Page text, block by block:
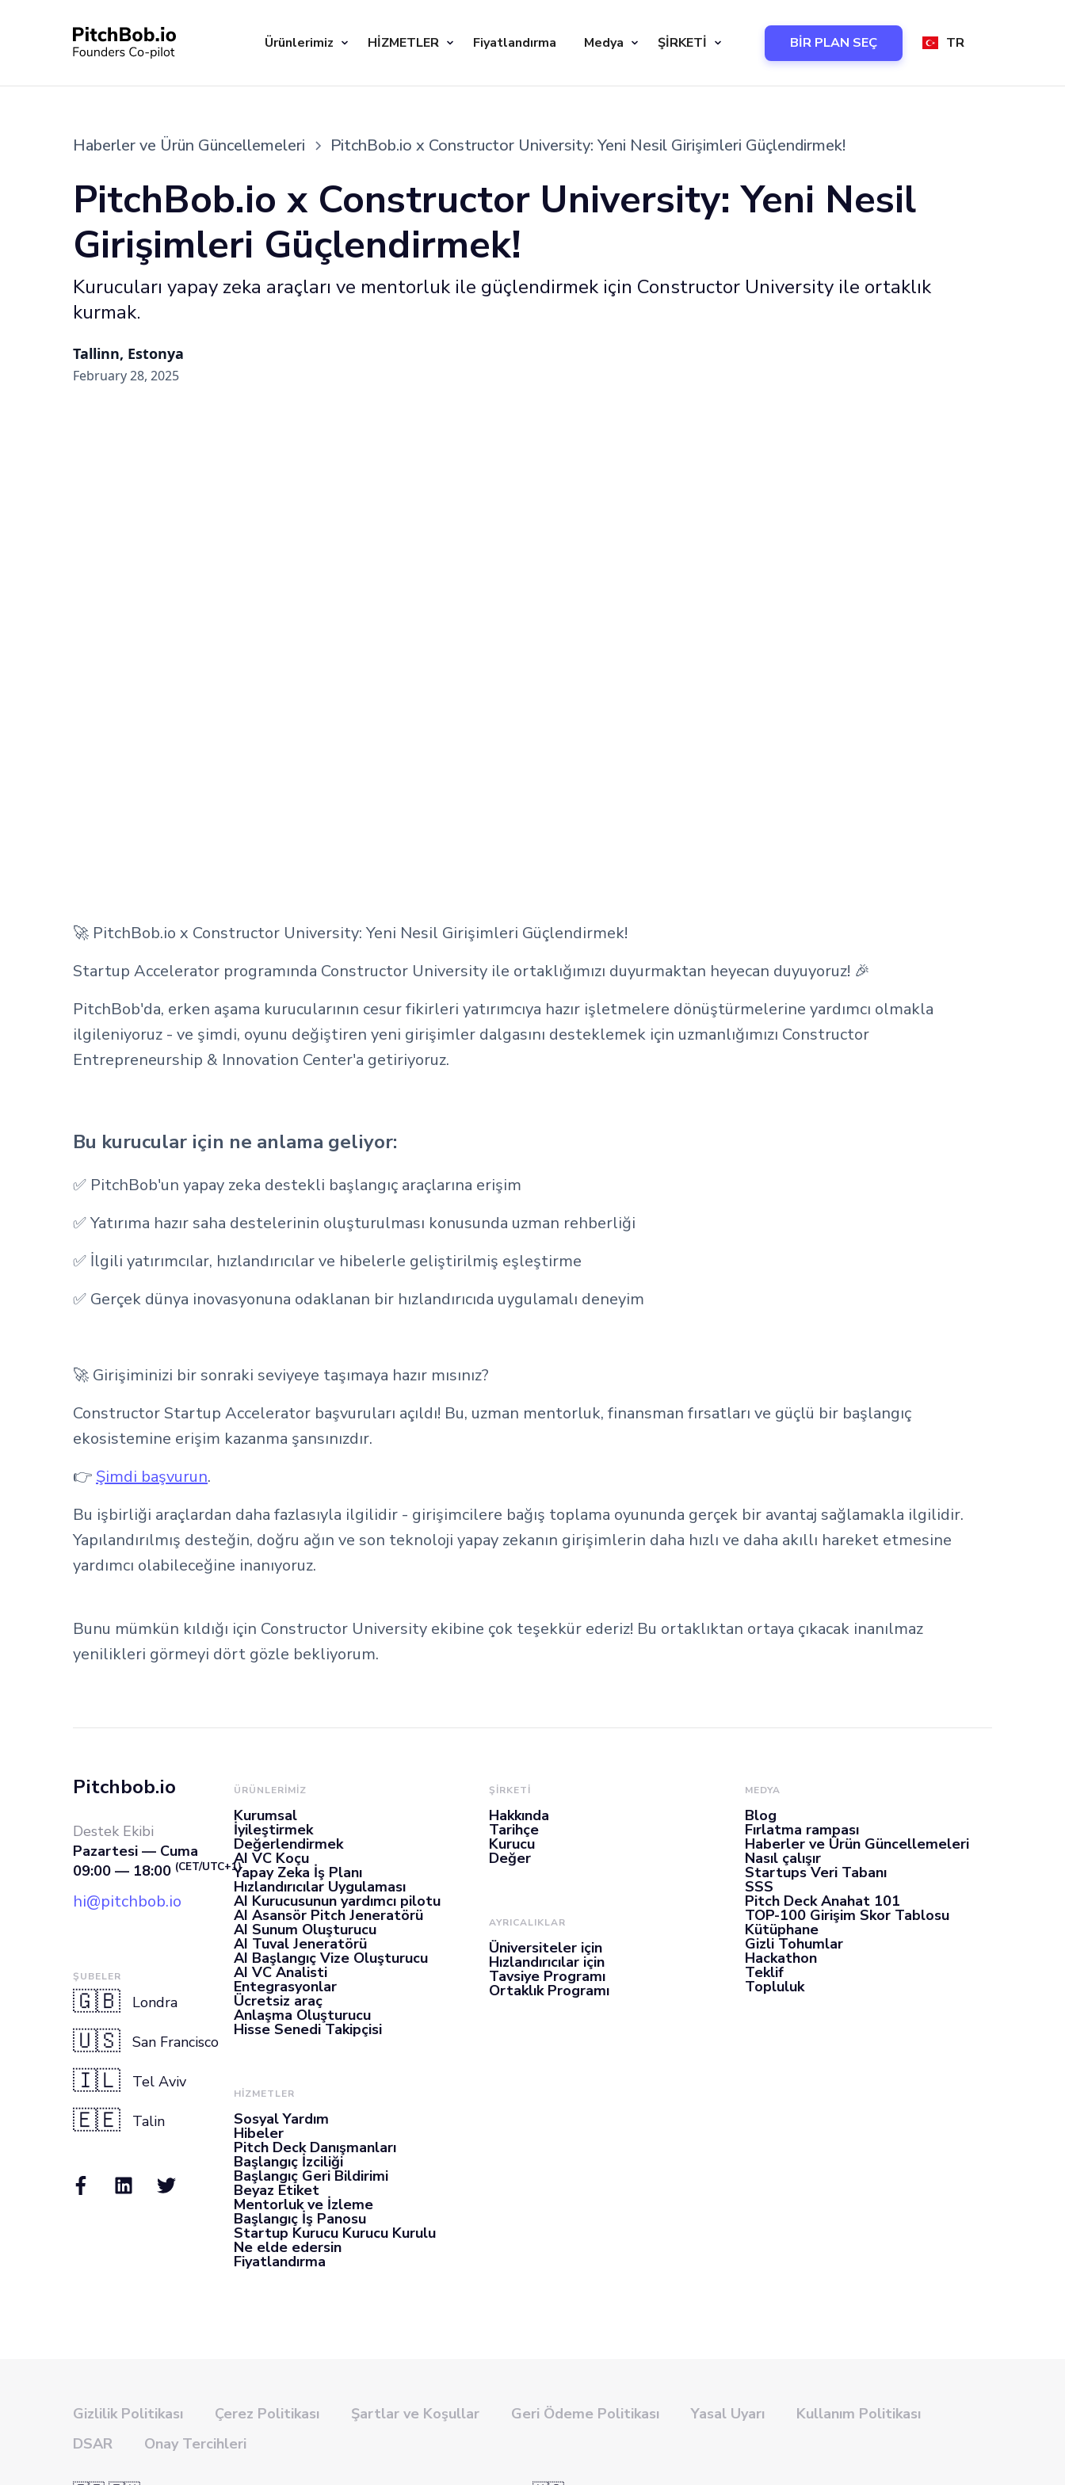
Ürünlerimiz HİZMETLER Fiyatlandırma Medya ŞİRKETİ BİR PLAN SEÇ TR
Haberler ve Ürün Güncellemeleri PitchBob.io x Constructor University: Yeni Nesil Girişimleri Güçlendirmek!
PitchBob.io x Constructor University: Yeni Nesil
Girişimleri Güçlendirmek!
Kurucuları yapay zeka araçları ve mentorluk ile güçlendirmek için Constructor University ile ortaklık
kurmak.
Tallinn, Estonya
February 28, 2025
🚀 PitchBob.io x Constructor University: Yeni Nesil Girişimleri Güçlendirmek!
Startup Accelerator programında Constructor University ile ortaklığımızı duyurmaktan heyecan duyuyoruz! 🎉
PitchBob'da, erken aşama kurucularının cesur fikirleri yatırımcıya hazır işletmelere dönüştürmelerine yardımcı olmakla
ilgileniyoruz - ve şimdi, oyunu değiştiren yeni girişimler dalgasını desteklemek için uzmanlığımızı Constructor
Entrepreneurship & Innovation Center'a getiriyoruz.
Bu kurucular için ne anlama geliyor:
✅ PitchBob'un yapay zeka destekli başlangıç araçlarına erişim
✅ Yatırıma hazır saha destelerinin oluşturulması konusunda uzman rehberliği
✅ İlgili yatırımcılar, hızlandırıcılar ve hibelerle geliştirilmiş eşleştirme
✅ Gerçek dünya inovasyonuna odaklanan bir hızlandırıcıda uygulamalı deneyim
🚀 Girişiminizi bir sonraki seviyeye taşımaya hazır mısınız?
Constructor Startup Accelerator başvuruları açıldı! Bu, uzman mentorluk, finansman fırsatları ve güçlü bir başlangıç
ekosistemine erişim kazanma şansınızdır.
👉 Şimdi başvurun.
Bu işbirliği araçlardan daha fazlasıyla ilgilidir - girişimcilere bağış toplama oyununda gerçek bir avantaj sağlamakla ilgilidir.
Yapılandırılmış desteğin, doğru ağın ve son teknoloji yapay zekanın girişimlerin daha hızlı ve daha akıllı hareket etmesine
yardımcı olabileceğine inanıyoruz.
Bunu mümkün kıldığı için Constructor University ekibine çok teşekkür ederiz! Bu ortaklıktan ortaya çıkacak inanılmaz
yenilikleri görmeyi dört gözle bekliyorum.
Pitchbob.io
Destek Ekibi
Pazartesi — Cuma
09:00 — 18:00 (CET/UTC+1)
hi@pitchbob.io
ŞUBELER
🇬🇧 Londra
🇺🇸 San Francisco
🇮🇱 Tel Aviv
🇪🇪 Talin
ÜRÜNLERIMIZ
Kurumsal
İyileştirmek
Değerlendirmek
AI VC Koçu
Yapay Zeka İş Planı
Hızlandırıcılar Uygulaması
AI Kurucusunun yardımcı pilotu
AI Asansör Pitch Jeneratörü
AI Sunum Oluşturucu
AI Tuval Jeneratörü
AI Başlangıç Vize Oluşturucu
AI VC Analisti
Entegrasyonlar
Ücretsiz araç
Anlaşma Oluşturucu
Hisse Senedi Takipçisi
HİZMETLER
Sosyal Yardım
Hibeler
Pitch Deck Danışmanları
Başlangıç İzciliği
Başlangıç Geri Bildirimi
Beyaz Etiket
Mentorluk ve İzleme
Başlangıç İş Panosu
Startup Kurucu Kurucu Kurulu
Ne elde edersin
Fiyatlandırma
ŞİRKETİ
Hakkında
Tarihçe
Kurucu
Değer
AYRICALIKLAR
Üniversiteler için
Hızlandırıcılar için
Tavsiye Programı
Ortaklık Programı
MEDYA
Blog
Fırlatma rampası
Haberler ve Ürün Güncellemeleri
Nasıl çalışır
Startups Veri Tabanı
SSS
Pitch Deck Anahat 101
TOP-100 Girişim Skor Tablosu
Kütüphane
Gizli Tohumlar
Hackathon
Teklif
Topluluk
Gizlilik Politikası Çerez Politikası Şartlar ve Koşullar Geri Ödeme Politikası Yasal Uyarı
Kullanım Politikası
DSAR
Onay Tercihleri